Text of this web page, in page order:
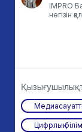
IMPRO
негізін
Цифрлық